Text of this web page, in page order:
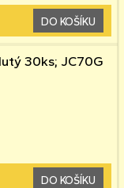
DO KOŠÍKU
30ks; JC70G
DO KOŠÍKU